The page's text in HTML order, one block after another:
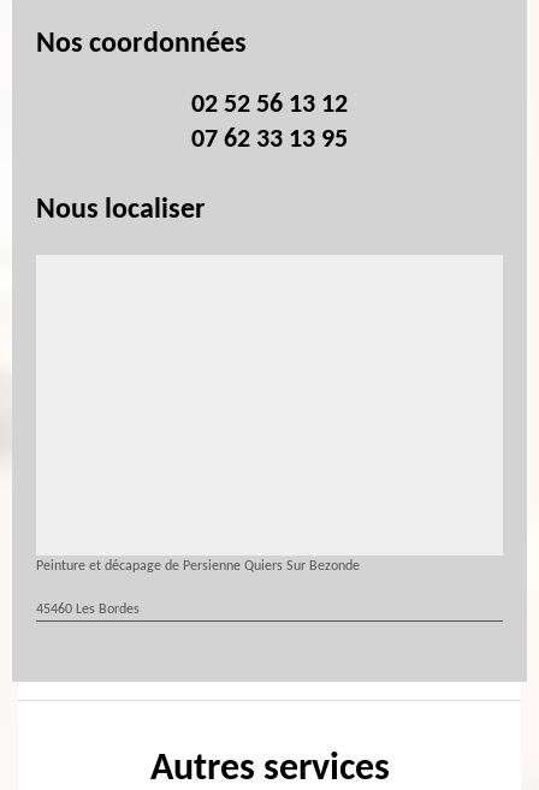
Nos coordonnées
02 52 56 13 12
07 62 33 13 95
Nous localiser
Peinture et décapage de Persienne Quiers Sur Bezonde
45460 Les Bordes
Autres services